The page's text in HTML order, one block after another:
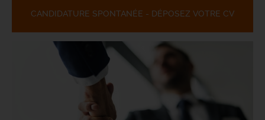
CANDIDATURE SPONTANÉE - DÉPOSEZ VOTRE CV